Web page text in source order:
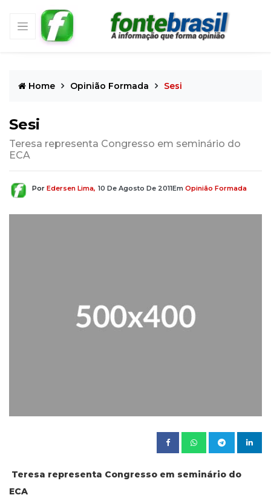
Home Opinião Formada Sesi
Sesi
Teresa representa Congresso em seminário do
ECA
Por Edersen Lima, 10 De Agosto De 2011Em Opinião Formada
Teresa representa Congresso em seminário do
ECA